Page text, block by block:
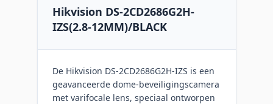
Hikvision DS-2CD2686G2H-
IZS(2.8-12MM)/BLACK
De Hikvision DS-2CD2686G2H-IZS is een
geavanceerde dome-beveiligingscamera
met varifocale lens, speciaal ontworpen